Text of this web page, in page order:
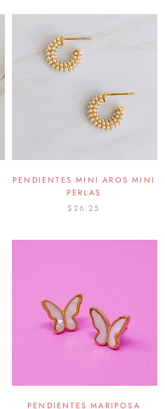
PENDIENTES MINI AROS MINI
PERLAS
$26.25
PENDIENTES MARIPOSA